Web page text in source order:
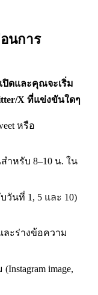
นการ
ปิดและคุณจะเริ่ม
X ที่แข่งขันใดๆ
หรือ
หรับ 8–10 น. ใน
วันที่ 1, 5 และ 10)
และร่างข้อความ
image,